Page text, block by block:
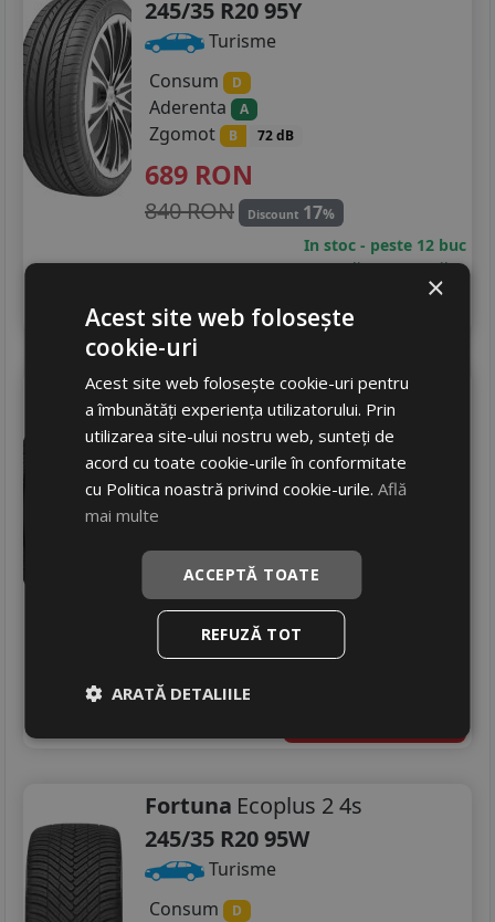
245/35 R20 95Y
Turisme
Consum
D
Aderenta A
Zgomot B 72 dB
689 RON
840 RON Discount 17%
In stoc - peste 12 buc
livrare 2/3 zile
Adauga in cos
ImperialAll season driver
245/35 R20 95W
Turisme
Consum C
Aderenta
Zgomot A 71 dB
583RON
693 RON Discount
In stoc - peste 12 buc
Fortuna Ecoplus 2 4s
245/35 R20 95W
Turisme
Consum
D
×
Acest site web folosește
cookie-uri
Acest site web folosește cookie-uri pentru
a îmbunătăți experiența utilizatorului. Prin
utilizarea site-ului nostru web, sunteți de
acord cu toate cookie-urile în conformitate
cu Politica noastră privind cookie-urile.Află
mai multe
ACCEPTĂ TOATE
REFUZĂ TOT
ARATĂ DETALIILE